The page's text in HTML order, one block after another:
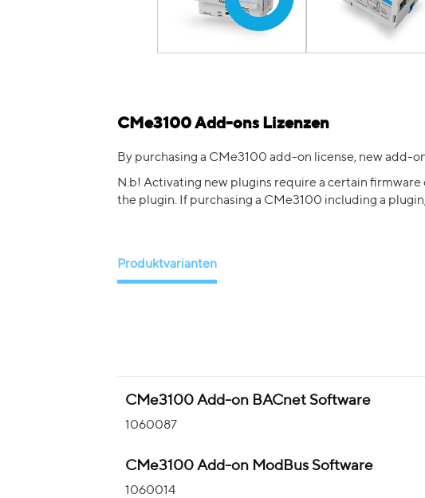
CMe3100 Add-ons Lizenzen
By purchasing a CMe3100 add-on license, new add-
N.b! Activating new plugins require a certain
the plugin. If purchasing a CMe3100 including a
Produktvarianten
CMe3100 Add-on BACnet Software
1060087
CMe3100 Add-on ModBus Software
1060014